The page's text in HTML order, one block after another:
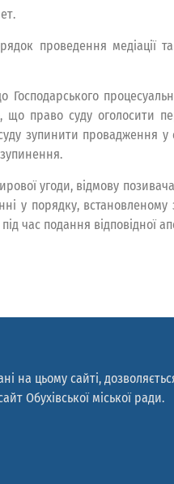
проведення
що право суду оголосити
зупинити провадження
угоди, відмову
у порядку,
час подання відповідної
на цьому сайті,
Обухівської міської ради.